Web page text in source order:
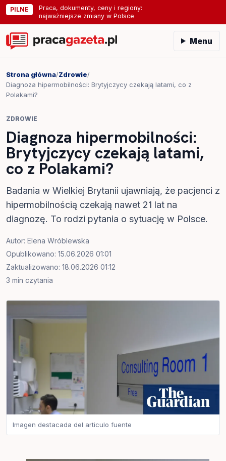
PILNE
Praca, dokumenty, ceny i regiony:
najważniejsze zmiany w Polsce
Menu
Strona główna/Zdrowie/
Diagnoza hipermobilności: Brytyjczycy czekają latami, co z
Polakami?
ZDROWIE
Diagnoza hipermobilności:
Brytyjczycy czekają latami,
co z Polakami?
Badania w Wielkiej Brytanii ujawniają, że pacjenci z
hipermobilnością czekają nawet 21 lat na
diagnozę. To rodzi pytania o sytuację w Polsce.
Autor: Elena Wróblewska
Opublikowano: 15.06.2026 01:01
Zaktualizowano: 18.06.2026 01:12
3 min czytania
Imagen destacada del articulo fuente